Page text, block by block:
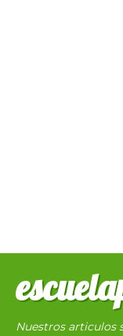
Nuestros articulos